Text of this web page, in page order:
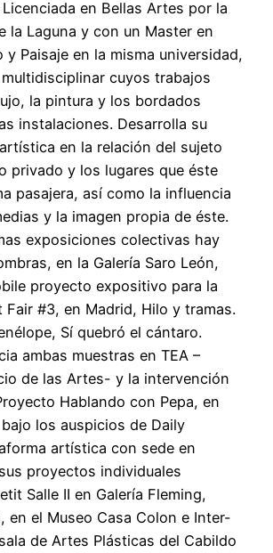
en Bellas Artes por la
la Laguna y con un Master en
y Paisaje en la misma universidad,
cuyos trabajos
la pintura y los bordados
instalaciones. Desarrolla su
en la relación del sujeto
privado y los lugares que éste
pasajera, así como la influencia
y la imagen propia de éste.
exposiciones colectivas hay
en la Galería Saro León,
proyecto expositivo para la
Fair #3, en Madrid, Hilo y tramas.
Sí quebró el cántaro.
ambas muestras en TEA –
de las Artes- y la intervención
Hablando con Pepa, en
los auspicios de Daily
artística con sede en
proyectos individuales
Salle II en Galería Fleming,
en el Museo Casa Colon e Inter-
de Artes Plásticas del Cabildo